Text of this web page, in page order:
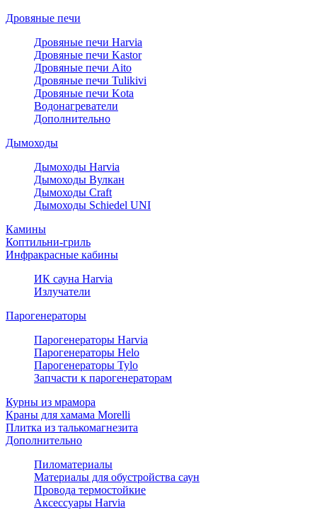
Дровяные печи
Дровяные печи Harvia
Дровяные печи Kastor
Дровяные печи Aito
Дровяные печи Tulikivi
Дровяные печи Kota
Водонагреватели
Дополнительно
Дымоходы
Дымоходы Harvia
Дымоходы Вулкан
Дымоходы Craft
Дымоходы Schiedel UNI
Камины
Коптильни-гриль
Инфракрасные кабины
ИК сауна Harvia
Излучатели
Парогенераторы
Парогенераторы Harvia
Парогенераторы Helo
Парогенераторы Tylo
Запчасти к парогенераторам
Курны из мрамора
Краны для хамама Morelli
Плитка из талькомагнезита
Дополнительно
Пиломатериалы
Материалы для обустройства саун
Провода термостойкие
Аксессуары Harvia